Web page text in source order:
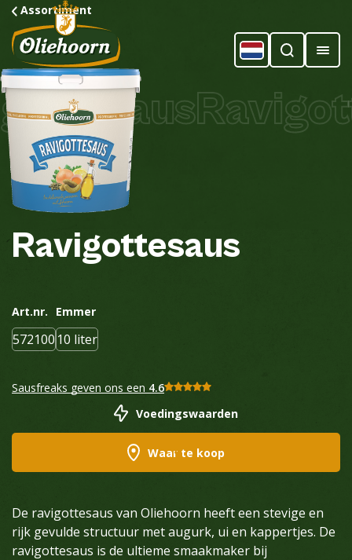
Assortiment
Ravigottesaus
Art.nr.
572100
Emmer
10 liter
Sausfreaks geven ons een 4.6
Voedingswaarden
Waar te koop
De ravigottesaus van Oliehoorn heeft een stevige en
rijk gevulde structuur met augurk, ui en kappertjes. De
ravigottesaus is de ultieme smaakmaker bij